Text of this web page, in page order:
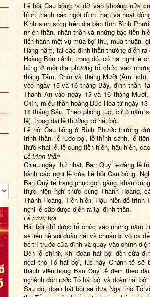
Lễ hội Cầu bông ra đời vào khoảng nửa
hình thành các ngôi đình thần và hoạt
Kinh sinh sống trên địa bàn tỉnh Bình
nhiên thần, nhân thần và những bậc tiền
tiến hành một vụ mùa bội thu, mưa thuận,
Hàng năm, tại các đình thần thường diễn
Hoàng Bổn cảnh, trong đó, có hai nghi lễ
bông ở mỗi địa phương tổ chức vào
tháng Tám, Chín và tháng Mười (Âm
vào ngày 15 và 16 tháng Bẩy, đình thần
Thanh An vào ngày 15 và 16 tháng
Chín, miếu thần hoàng Đức Hòa từ ngày
18 tháng Sáu. Theo phong tục, cứ 3 năm
lệ), trong đại lễ thường có hát bội.
Lễ hội Cầu bông ở Bình Phước thường
trình thần, lễ rước bội, lễ thỉnh sanh, lễ
thức khai lễ, lễ cúng tiền hiền, hậu hiền,
Lễ trình thần
Chiều ngày thứ nhất, Ban Quý tế dâng lễ
hành các nghi lễ của Lễ hội Cầu bông.
Ban Quý tế trang phục gọn gàng, khấn
thực hiện nghi thức cúng Thành Hoàng,
Thành Hoàng, Tiền hiền, Hậu hiền để
nghi lễ sắp được diễn ra tại đình thần.
Lễ rước bội
Hát bội chỉ được tổ chức vào những năm
sẽ liên hệ với đoàn hát và chuẩn bị võ ca
bố trí trước cửa đình và quay vào chính
Đến lễ chính, khi đoàn hát bội đến cửa
ngai thờ Tổ hát bội, lúc này Chánh tế sẽ
thành viên trong Ban Quý tế đem theo
nghênh đón rước Tổ hát bội và đoàn hát bội
Sau đó, đoàn hát bội sẽ đưa Ngai thờ Tổ